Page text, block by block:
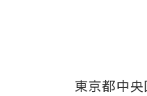
東京都中央